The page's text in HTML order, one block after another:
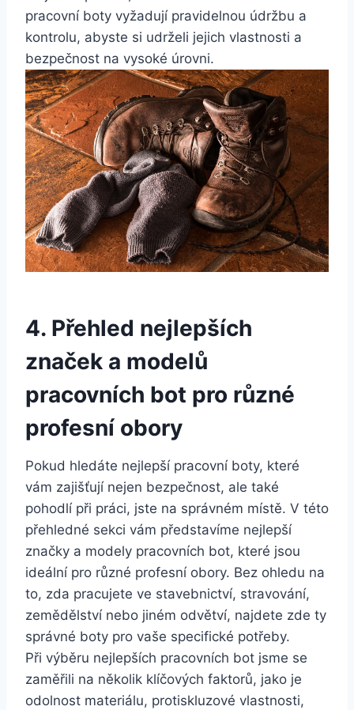
pracovní ⁤boty vyžadují pravidelnou​ údržbu a
kontrolu, abyste si udrželi jejich vlastnosti a⁣
bezpečnost ⁢na vysoké úrovni.
4. Přehled nejlepších
značek a modelů
pracovních bot⁢ pro různé
profesní obory
Pokud hledáte nejlepší pracovní boty, ⁢které
vám zajišťují ⁢nejen bezpečnost,⁢ ale také
pohodlí ​při práci, ⁢jste‍ na správném ​místě. V této
přehledné sekci vám představíme nejlepší
značky a⁤ modely pracovních bot,‍ které jsou
ideální pro různé ⁢profesní obory. ‍Bez⁣ ohledu⁢ na
to,⁢ zda pracujete ve‍ stavebnictví, stravování,
⁢zemědělství nebo jiném⁣ odvětví, najdete ⁤zde ty
správné boty‌ pro vaše specifické‍ potřeby.
Při ⁢výběru‌ nejlepších pracovních bot ⁤jsme ‌se‍
zaměřili ‌na několik klíčových faktorů,⁤ jako‌ je
odolnost materiálu, protiskluzové vlastnosti,